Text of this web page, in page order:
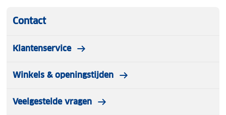
Contact
Klantenservice
Winkels & openingstijden
Veelgestelde vragen